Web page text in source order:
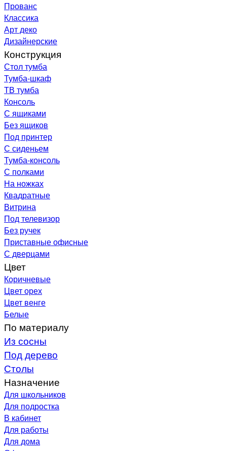
Прованс
Классика
Арт деко
Дизайнерские
Конструкция
Стол тумба
Тумба-шкаф
ТВ тумба
Консоль
С ящиками
Без ящиков
Под принтер
С сиденьем
Тумба-консоль
С полками
На ножках
Квадратные
Витрина
Под телевизор
Без ручек
Приставные офисные
С дверцами
Цвет
Коричневые
Цвет орех
Цвет венге
Белые
По материалу
Из сосны
Под дерево
Столы
Назначение
Для школьников
Для подростка
В кабинет
Для работы
Для дома